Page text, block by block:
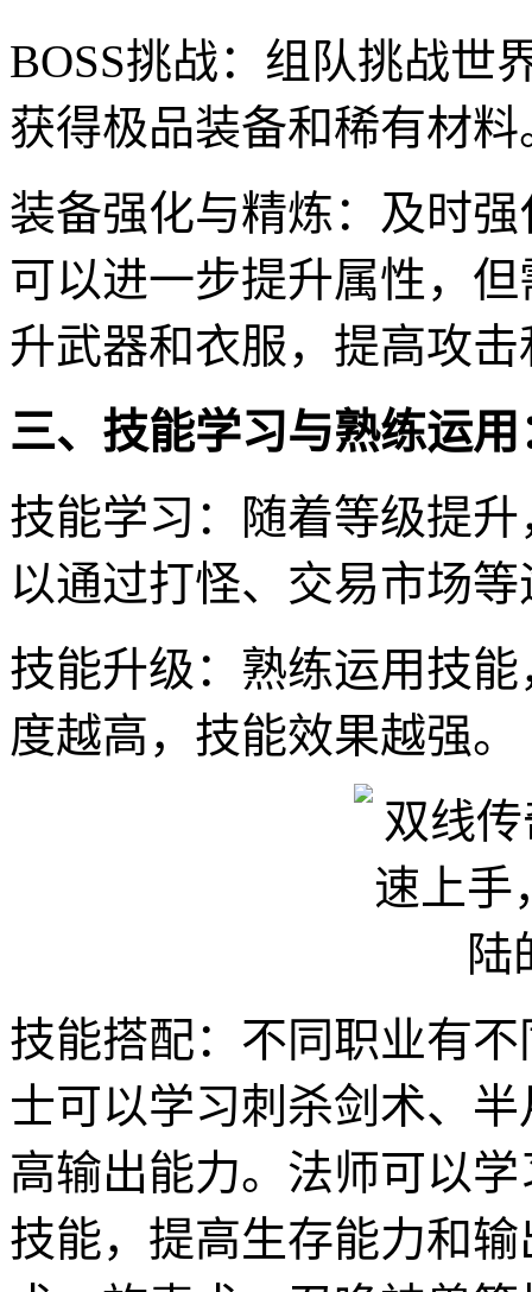
BOSS挑战：组队挑战世
获得极品装备和稀有材料
装备强化与精炼：及时
可以进一步提升属性，
升武器和衣服，提高攻
三、技能学习与熟练运用
技能学习：随着等级提
以通过打怪、交易市场
技能升级：熟练运用技
度越高，技能效果越强。
技能搭配：不同职业有
士可以学习刺杀剑术、
高输出能力。法师可以
技能，提高生存能力和